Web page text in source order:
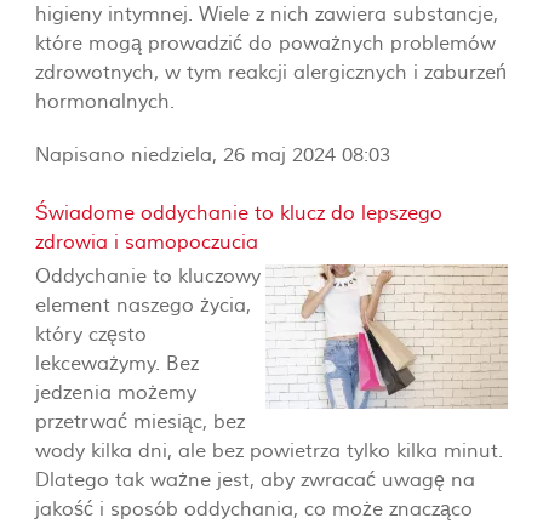
higieny intymnej. Wiele z nich zawiera substancje,
które mogą prowadzić do poważnych problemów
zdrowotnych, w tym reakcji alergicznych i zaburzeń
hormonalnych.
Napisano niedziela, 26 maj 2024 08:03
Świadome oddychanie to klucz do lepszego
zdrowia i samopoczucia
Oddychanie to kluczowy
element naszego życia,
który często
lekceważymy. Bez
jedzenia możemy
przetrwać miesiąc, bez
wody kilka dni, ale bez powietrza tylko kilka minut.
Dlatego tak ważne jest, aby zwracać uwagę na
jakość i sposób oddychania, co może znacząco